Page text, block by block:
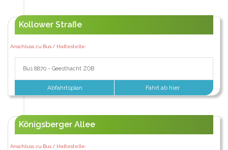
Kollower Straße
Anschluss zu Bus / Haltestelle:
Bus 8870 - Geesthacht ZOB
Abfahrtsplan Fahrt ab hier
Königsberger Allee
Anschluss zu Bus / Haltestelle: